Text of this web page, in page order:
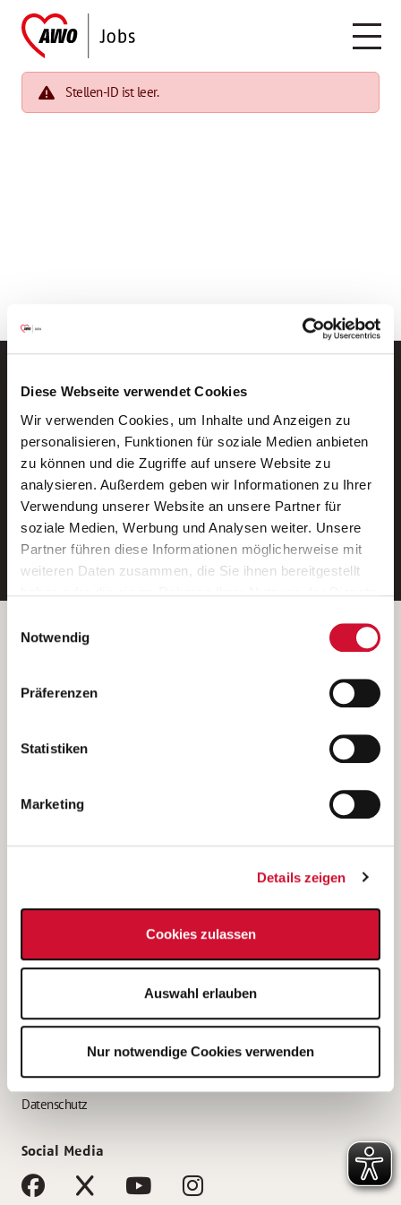
Diese Webseite verwendet Cookies
Wir verwenden Cookies, um Inhalte und Anzeigen zu
personalisieren, Funktionen für soziale Medien anbieten
zu können und die Zugriffe auf unsere Website zu
analysieren. Außerdem geben wir Informationen zu Ihrer
Verwendung unserer Website an unsere Partner für
soziale Medien, Werbung und Analysen weiter. Unsere
Partner führen diese Informationen möglicherweise mit
weiteren Daten zusammen, die Sie ihnen bereitgestellt
Wenn Sie auf „Cookies zulassen“ klicken, so stimmen
Sie der Speicherung sämtlicher Cookies zu. Sie können
Ihre Einwilligung selbstverständlich jederzeit widerrufen,
indem Sie die Cookie-Einstellungen aufrufen und diese
unsererDatenschutzerklärung
Notwendig
Präferenzen
Statistiken
Marketing
Details zeigen
Cookies zulassen
Auswahl erlauben
Nur notwendige Cookies verwenden
Stellen-ID ist leer.
Neue Stellen per E-Mail.
Ein kostenloser Service von AWO
Jobs.
E-Mail-Adresse eintragen
Betreiber der Webseite
Kantstraße 45a
(Ein Tochterunternehmen des AWO Bezirksverbandes Unterfranken
e.V.)
Bewerbung als Altenpflegehelfer*in
Bewerbung als Erzieher*in
AWO Gliederungen nach Bundesland
Impressum
Datenschutz
Social Media